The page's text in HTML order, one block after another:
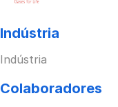
Indústria
Indústria
Colaboradores